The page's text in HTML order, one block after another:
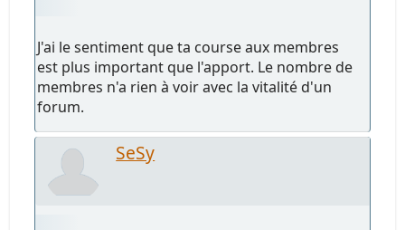
J'ai le sentiment que ta course aux membres
est plus important que l'apport. Le nombre de
membres n'a rien à voir avec la vitalité d'un
forum.
SeSy